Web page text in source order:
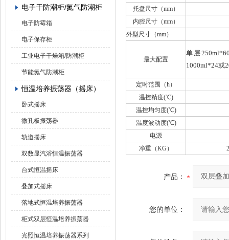
电子干防潮柜/氮气防潮柜
电子防霉箱
电子保存柜
工业电子干燥箱/防潮柜
节能氮气防潮柜
恒温培养振荡器（摇床）
卧式摇床
微孔板振荡器
轨道摇床
双数显汽浴恒温振荡器
台式恒温摇床
叠加式摇床
落地式恒温培养振荡器
柜式双层恒温培养振荡器
光照恒温培养振荡器系列
托盘尺寸（mm）
内腔尺寸（mm）
外型尺寸（mm）
最大配置
单层
1000ml*24或
定时范围（h）
温控精度(℃)
温控均匀度(℃)
温度波动度(℃)
电源
净重（KG ）
产品：
您的单位：